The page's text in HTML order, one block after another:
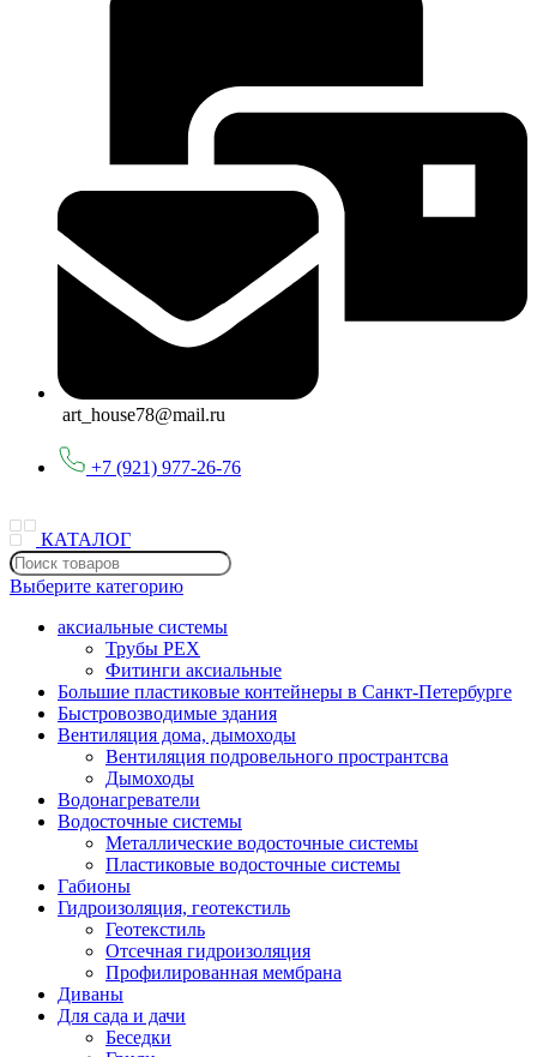
art_house78@mail.ru
+7 (921) 977-26-76
КАТАЛОГ
Выберите категорию
аксиальные системы
Трубы PEX
Фитинги аксиальные
Большие пластиковые контейнеры в Санкт-Петербурге
Быстровозводимые здания
Вентиляция дома, дымоходы
Вентиляция подровельного пространтсва
Дымоходы
Водонагреватели
Водосточные системы
Металлические водосточные системы
Пластиковые водосточные системы
Габионы
Гидроизоляция, геотекстиль
Геотекстиль
Отсечная гидроизоляция
Профилированная мембрана
Диваны
Для сада и дачи
Беседки